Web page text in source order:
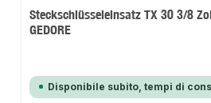
Steckschlüsseleinsatz TX 30 3/8
GEDORE
Disponibile subito, tempi di